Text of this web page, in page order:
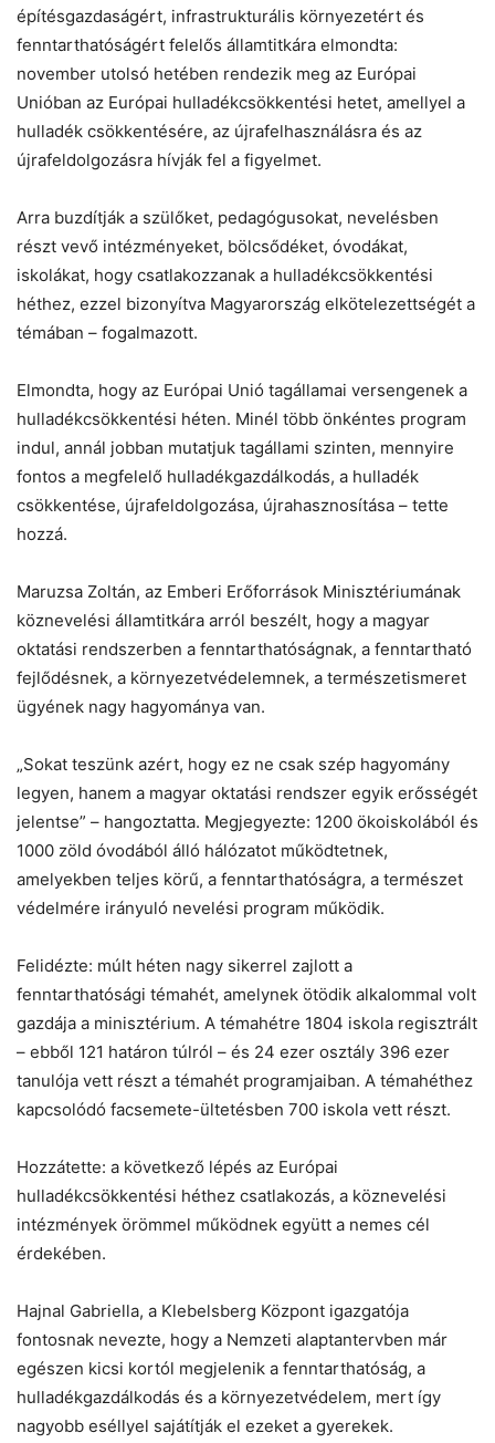
építésgazdaságért, infrastrukturális környezetért és
fenntarthatóságért felelős államtitkára elmondta:
november utolsó hetében rendezik meg az Európai
Unióban az Európai hulladékcsökkentési hetet, amellyel a
hulladék csökkentésére, az újrafelhasználásra és az
újrafeldolgozásra hívják fel a figyelmet.
Arra buzdítják a szülőket, pedagógusokat, nevelésben
részt vevő intézményeket, bölcsődéket, óvodákat,
iskolákat, hogy csatlakozzanak a hulladékcsökkentési
héthez, ezzel bizonyítva Magyarország elkötelezettségét a
témában – fogalmazott.
Elmondta, hogy az Európai Unió tagállamai versengenek a
hulladékcsökkentési héten. Minél több önkéntes program
indul, annál jobban mutatjuk tagállami szinten, mennyire
fontos a megfelelő hulladékgazdálkodás, a hulladék
csökkentése, újrafeldolgozása, újrahasznosítása – tette
hozzá.
Maruzsa Zoltán, az Emberi Erőforrások Minisztériumának
köznevelési államtitkára arról beszélt, hogy a magyar
oktatási rendszerben a fenntarthatóságnak, a fenntartható
fejlődésnek, a környezetvédelemnek, a természetismeret
ügyének nagy hagyománya van.
„Sokat teszünk azért, hogy ez ne csak szép hagyomány
legyen, hanem a magyar oktatási rendszer egyik erősségét
jelentse” – hangoztatta. Megjegyezte: 1200 ökoiskolából és
1000 zöld óvodából álló hálózatot működtetnek,
amelyekben teljes körű, a fenntarthatóságra, a természet
védelmére irányuló nevelési program működik.
Felidézte: múlt héten nagy sikerrel zajlott a
fenntarthatósági témahét, amelynek ötödik alkalommal volt
gazdája a minisztérium. A témahétre 1804 iskola regisztrált
– ebből 121 határon túlról – és 24 ezer osztály 396 ezer
tanulója vett részt a témahét programjaiban. A témahéthez
kapcsolódó facsemete-ültetésben 700 iskola vett részt.
Hozzátette: a következő lépés az Európai
hulladékcsökkentési héthez csatlakozás, a köznevelési
intézmények örömmel működnek együtt a nemes cél
érdekében.
Hajnal Gabriella, a Klebelsberg Központ igazgatója
fontosnak nevezte, hogy a Nemzeti alaptantervben már
egészen kicsi kortól megjelenik a fenntarthatóság, a
hulladékgazdálkodás és a környezetvédelem, mert így
nagyobb eséllyel sajátítják el ezeket a gyerekek.
Chat Mr wAIste